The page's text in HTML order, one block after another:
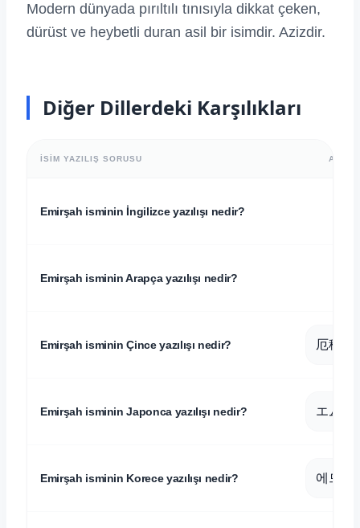
Modern dünyada pırıltılı tınısıyla dikkat çeken,
dürüst ve heybetli duran asil bir isimdir. Azizdir.
Diğer Dillerdeki Karşılıkları
İSIM YAZILIŞ SORUSU
Emirşah isminin İngilizce yazılışı nedir?
Emirşah isminin Arapça yazılışı nedir?
Emirşah isminin Çince yazılışı nedir? 厄穆伊
Emirşah isminin Japonca yazılışı nedir? エムイ
Emirşah isminin Korece yazılışı nedir? 에므이